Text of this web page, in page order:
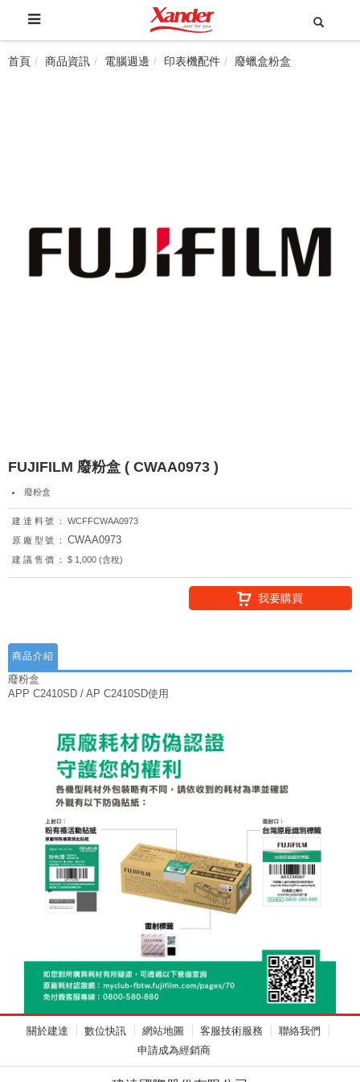
首頁 商品資訊 電腦週邊 印表機配件 廢蠟盒粉盒
FUJIFILM 廢粉盒 ( CWAA0973 )
廢粉盒
建達料號：
WCFFCWAA0973
原廠型號：
CWAA0973
建議售價： $ 1,000 (含稅)
我要購買
商品介紹
廢粉盒
APP C2410SD / AP C2410SD使用
關於建達 數位快訊 網站地圖 客服技術服務
聯絡我們
申請成為經銷商